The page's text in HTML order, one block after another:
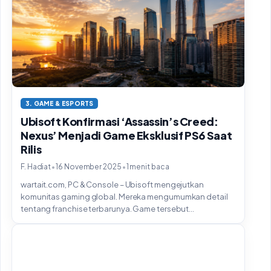
3. GAME & ESPORTS
Ubisoft Konfirmasi ‘Assassin’s Creed:
Nexus’ Menjadi Game Eksklusif PS6 Saat
Rilis
F. Hadiat•16 November 2025 •1 menit baca
wartait.com, PC & Console – Ubisoft mengejutkan
komunitas gaming global. Mereka mengumumkan detail
tentang franchise terbarunya. Game tersebut...